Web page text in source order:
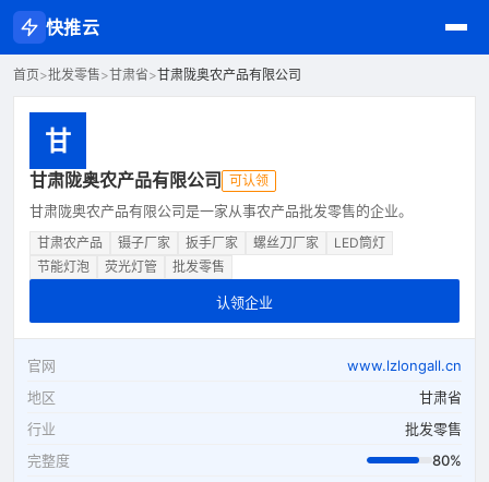
快推云
首页>批发零售>甘肃省>甘肃陇奥农产品有限公司
甘
甘肃陇奥农产品有限公司 可认领
甘肃陇奥农产品有限公司是一家从事农产品批发零售的企业。
甘肃农产品 镊子厂家 扳手厂家 螺丝刀厂家
LED筒灯
节能灯泡
荧光灯管 批发零售
认领企业
官网
www.lzlongall.cn
地区
甘肃省
行业
批发零售
完整度
80%